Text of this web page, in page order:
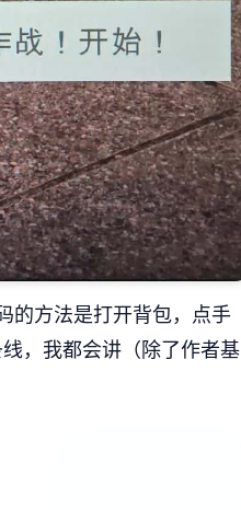
的方法是打开背包，点手
，我都会讲（除了作者基